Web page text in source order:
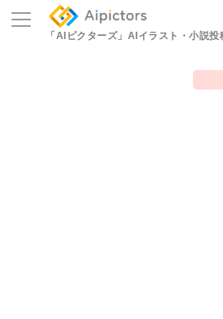
「AIピクターズ」 AIイラスト・小説投